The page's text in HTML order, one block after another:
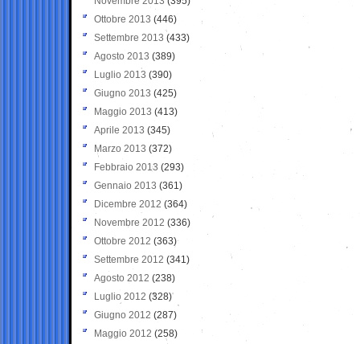
Ottobre 2013 (446)
Settembre 2013 (433)
Agosto 2013 (389)
Luglio 2013 (390)
Giugno 2013 (425)
Maggio 2013 (413)
Aprile 2013 (345)
Marzo 2013 (372)
Febbraio 2013 (293)
Gennaio 2013 (361)
Dicembre 2012 (364)
Novembre 2012 (336)
Ottobre 2012 (363)
Settembre 2012 (341)
Agosto 2012 (238)
Luglio 2012 (328)
Giugno 2012 (287)
Maggio 2012 (258)